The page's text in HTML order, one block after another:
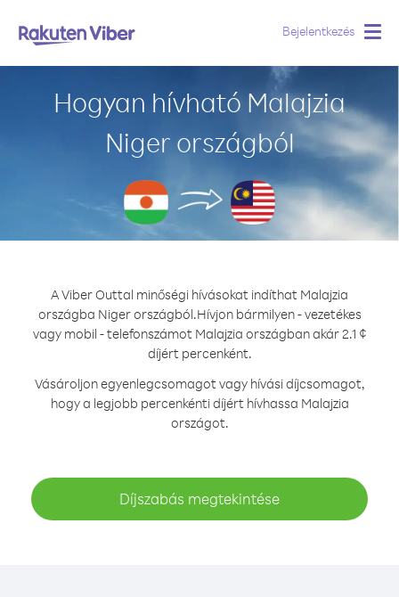
Bejelentkezés
Hogyan hívható Malajzia
Niger országból
A Viber Outtal minőségi hívásokat indíthat Malajzia
országba Niger országból.Hívjon bármilyen - vezetékes
vagy mobil - telefonszámot Malajzia országban akár 2.1 ¢
díjért percenként.
Vásároljon egyenlegcsomagot vagy hívási díjcsomagot,
hogy a legjobb percenkénti díjért hívhassa Malajzia
országot.
Díjszabás megtekintése